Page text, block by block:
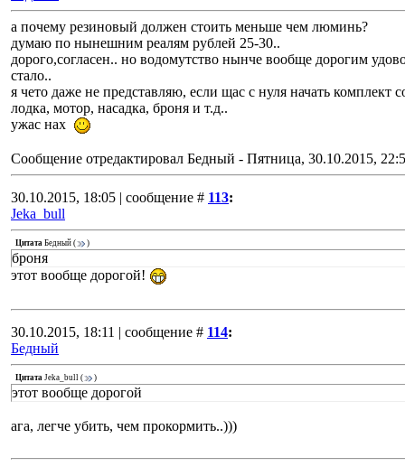
а почему резиновый должен стоить меньше чем люминь?
думаю по нынешним реалям рублей 25-30..
дорого,согласен.. но водомутство нынче вообще дорогим
стало..
я чето даже не представляю, если щас с нуля начать комплект
лодка, мотор, насадка, броня и т.д..
ужас нах
Сообщение отредактировал Бедный - Пятница, 30.10.2015,
30.10.2015, 18:05 | сообщение # 113:
Jeka_bull
Цитата Бедный ( )
броня
этот вообще дорогой!
30.10.2015, 18:11 | сообщение # 114:
Бедный
Цитата Jeka_bull ( )
этот вообще дорогой
ага, легче убить, чем прокормить..)))